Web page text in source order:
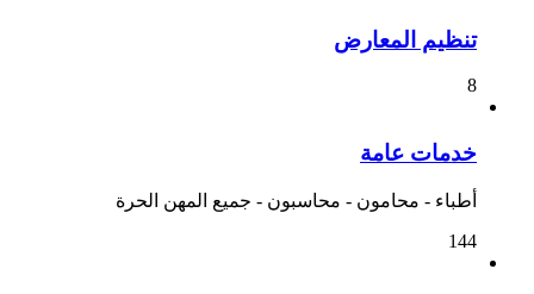
تنظيم المعارض
8
خدمات عامة
أطباء - محامون - محاسبون - جميع المهن الحرة
144